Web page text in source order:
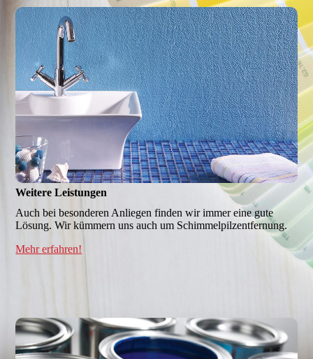
Weitere Leistungen
Auch bei besonderen Anliegen finden wir immer eine gute
Lösung. Wir kümmern uns auch um Schimmel­pilzentfernung.
Mehr erfahren!